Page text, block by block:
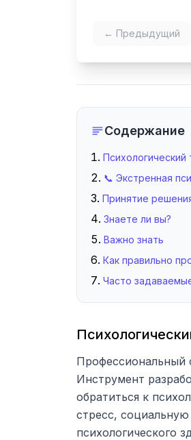
← Предыдущий
Содержание
Психологический
📞 Экстренная
Принятие
Знаете ли вы?
Важно знать
Как правильно
Часто
Профессиональный
Инструмент
обратиться к
стресс,
психологического